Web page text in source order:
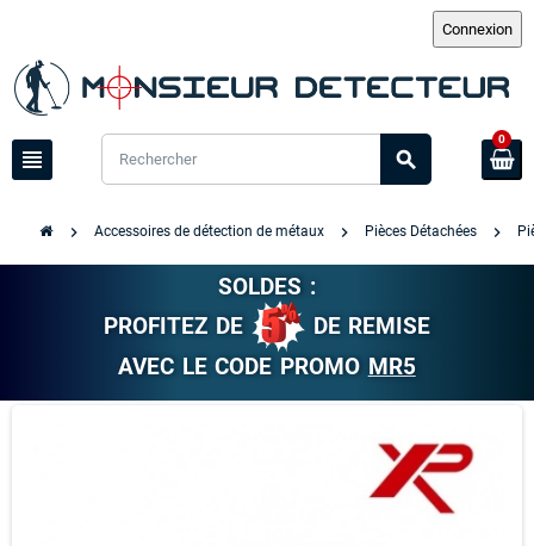
view_headline search
0
chevron_right Accessoires de détection de métaux chevron_right Pièces Détachées chevron_right
SOLDES :
PROFITEZ DE
DE REMISE
AVEC LE CODE PROMO MR5